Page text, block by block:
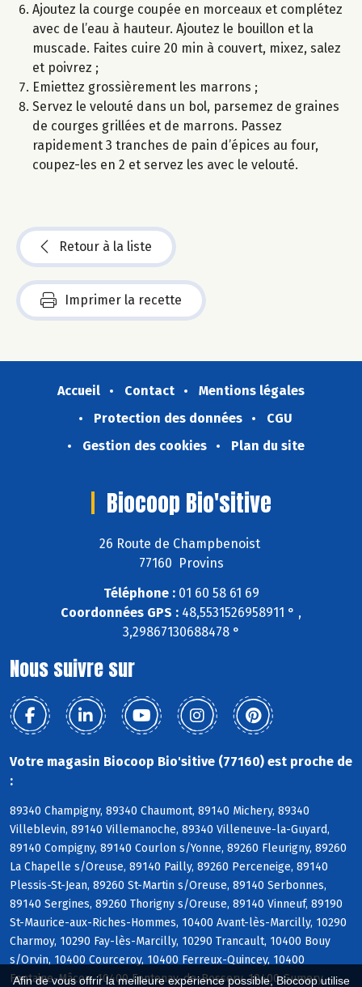
Afin de vous offrir la meilleure expérience possible, Biocoop utilise
Ajoutez la courge coupée en morceaux et complétez
avec de l’eau à hauteur. Ajoutez le bouillon et la
muscade. Faites cuire 20 min à couvert, mixez, salez
et poivrez ;
Emiettez grossièrement les marrons ;
Servez le velouté dans un bol, parsemez de graines
de courges grillées et de marrons. Passez
rapidement 3 tranches de pain d’épices au four,
coupez-les en 2 et servez les avec le velouté.
Retour à la liste
Imprimer la recette
Accueil Contact
Mentions légales
Protection des données
CGU
Gestion des cookies
Plan du site
Biocoop Bio'sitive
26 Route de Champbenoist
77160 Provins
Téléphone :01 60 58 61 69
Coordonnées GPS : 48,5531526958911 ° ,
3,29867130688478 °
Nous suivre sur
Votre magasin Biocoop Bio'sitive (77160) est proche de
:
89340 Champigny, 89340 Chaumont, 89140 Michery, 89340
Villeblevin, 89140 Villemanoche, 89340 Villeneuve-la-Guyard,
89140 Compigny, 89140 Courlon s/Yonne, 89260 Fleurigny, 89260
La Chapelle s/Oreuse, 89140 Pailly, 89260 Perceneige, 89140
Plessis-St-Jean, 89260 St-Martin s/Oreuse, 89140 Serbonnes,
89140 Sergines, 89260 Thorigny s/Oreuse, 89140 Vinneuf, 89190
St-Maurice-aux-Riches-Hommes, 10400 Avant-lès-Marcilly, 10290
Charmoy, 10290 Fay-lès-Marcilly, 10290 Trancault, 10400 Bouy
s/Orvin, 10400 Courceroy, 10400 Ferreux-Quincey, 10400
Fontaine-Mâcon, 10400 Fontenay-de-Bossery, 10400 Gumery,